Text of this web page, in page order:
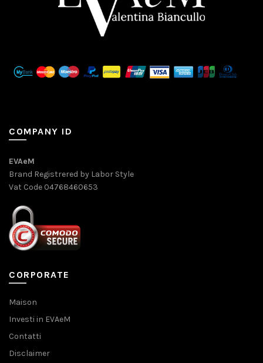
COMPANY ID
EVAeM
Brand Registrered by Labor Style
Vat Code 04768460653
CORPORATE
Maison
Investi in EVAeM
Contatti
Disclaimer